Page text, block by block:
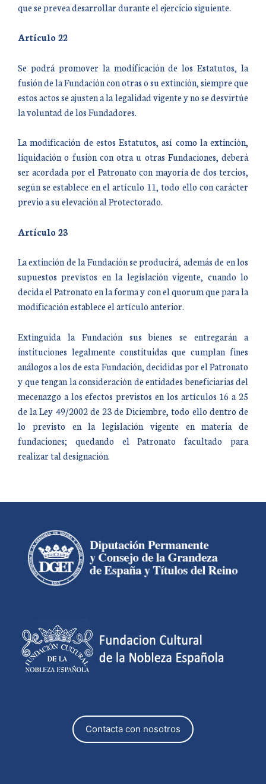
que se prevea desarrollar durante el ejercicio siguiente.
Artículo 22
Se podrá promover la modificación de los Estatutos, la
fusión de la Fundación con otras o su extinción, siempre que
estos actos se ajusten a la legalidad vigente y no se desvirtúe
la voluntad de los Fundadores.
La modificación de estos Estatutos, así como la extinción,
liquidación o fusión con otra u otras Fundaciones, deberá
ser acordada por el Patronato con mayoría de dos tercios,
según se establece en el artículo 11, todo ello con carácter
previo a su elevación al Protectorado.
Artículo 23
La extinción de la Fundación se producirá, además de en los
supuestos previstos en la legislación vigente, cuando lo
decida el Patronato en la forma y con el quorum que para la
modificación establece el artículo anterior.
Extinguida la Fundación sus bienes se entregarán a
instituciones legalmente constituidas que cumplan fines
análogos a los de esta Fundación, decididas por el Patronato
y que tengan la consideración de entidades beneficiarias del
mecenazgo a los efectos previstos en los artículos 16 a 25
de la Ley 49/2002 de 23 de Diciembre, todo ello dentro de
lo previsto en la legislación vigente en materia de
fundaciones; quedando el Patronato facultado para
realizar tal designación.
Contacta con nosotros